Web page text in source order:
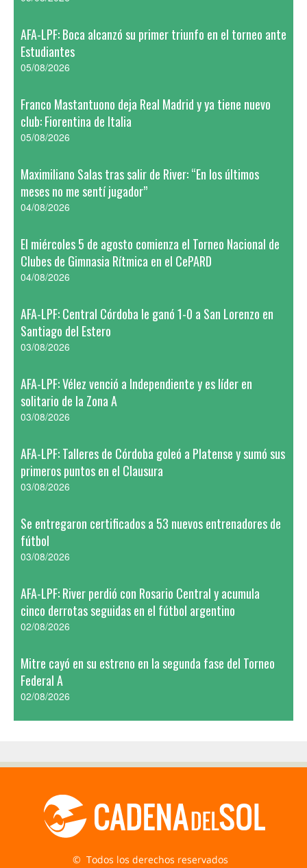
AFA-LPF: Boca alcanzó su primer triunfo en el torneo ante
Estudiantes
05/08/2026
Franco Mastantuono deja Real Madrid y ya tiene nuevo
club: Fiorentina de Italia
05/08/2026
Maximiliano Salas tras salir de River: “En los últimos
meses no me sentí jugador”
04/08/2026
El miércoles 5 de agosto comienza el Torneo Nacional de
Clubes de Gimnasia Rítmica en el CePARD
04/08/2026
AFA-LPF: Central Córdoba le ganó 1-0 a San Lorenzo en
Santiago del Estero
03/08/2026
AFA-LPF: Vélez venció a Independiente y es líder en
solitario de la Zona A
03/08/2026
AFA-LPF: Talleres de Córdoba goleó a Platense y sumó sus
primeros puntos en el Clausura
03/08/2026
Se entregaron certificados a 53 nuevos entrenadores de
fútbol
03/08/2026
AFA-LPF: River perdió con Rosario Central y acumula
cinco derrotas seguidas en el fútbol argentino
02/08/2026
Mitre cayó en su estreno en la segunda fase del Torneo
Federal A
02/08/2026